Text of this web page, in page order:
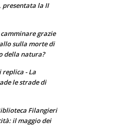
la II
grazie
sulla morte di
della natura?
replica - La
le strade di
Filangieri
il maggio dei